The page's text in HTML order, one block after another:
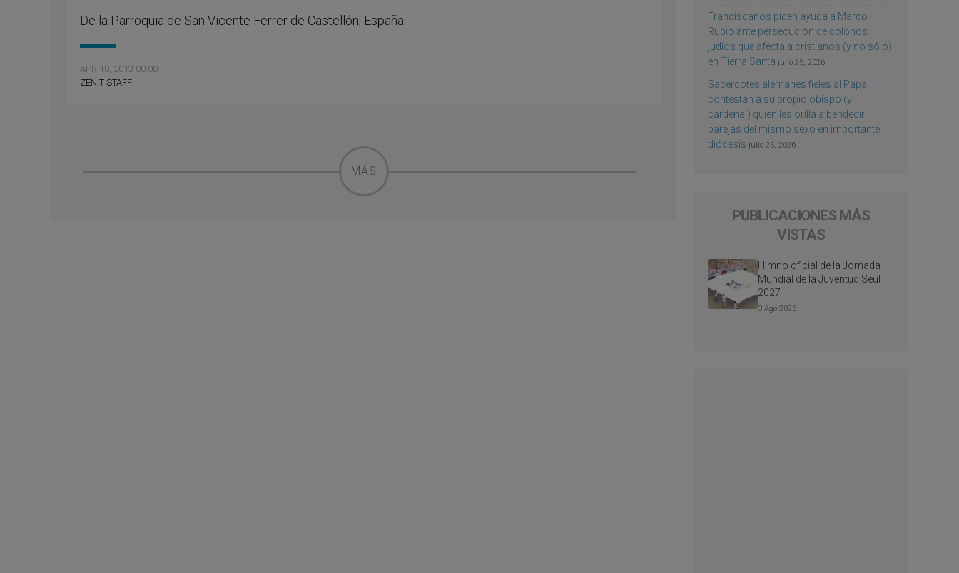
De la Parroquia de San Vicente Ferrer de Castellón, España
APR 18, 2013 00:00
ZENIT STAFF
MÁS
Franciscanos piden ayuda a Marco
Rubio ante persecución de colonos
judíos que afecta a cristianos (y no sólo)
en Tierra Santa julio 25, 2026
Sacerdotes alemanes fieles al Papa
contestan a su propio obispo (y
cardenal) quien les orilla a bendecir
parejas del mismo sexo en importante
diócesis julio 25, 2026
PUBLICACIONES MÁS
VISTAS
Himno oficial de la Jornada
Mundial de la Juventud Seúl
2027
3 Ago 2026